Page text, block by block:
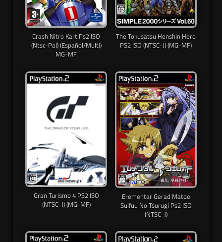
Crash Nitro Kart Ps2 ISO
(Ntsc-Pal) (Español/Multi)
MG-MF
The Tokusatsu Henshin Hero
PS2 ISO (NTSC-J) (MG-MF)
Gran Turismo 4 PS2 ISO
(NTSC-J) (MG-MF)
Erementar Gerad Matoe
Suifuu No Tsurugi Ps2 ISO
(NTSC-J)